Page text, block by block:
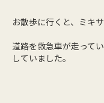
お散歩に行くと、ミキ
道路を救急車が走って
していました。